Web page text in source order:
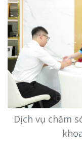
Dịch vụ chăm